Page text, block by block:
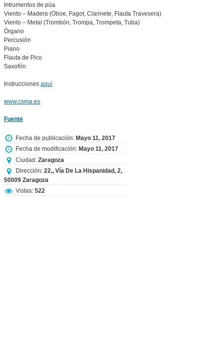
Intrumentos de púa
Viento – Madera (Oboe, Fagot, Clarinete, Flauta Travesera)
Viento – Metal (Trombón, Trompa, Trompeta, Tuba)
Órgano
Percusión
Piano
Flauta de Pico
Saxofón
Instrucciones aquí
www.csma.es
Fuente
Fecha de publicación: Mayo 11, 2017
Fecha de modificación: Mayo 11, 2017
Ciudad: Zaragoza
Dirección: 22,, Vía De La Hispanidad, 2,
50009 Zaragoza
Vistas: 522